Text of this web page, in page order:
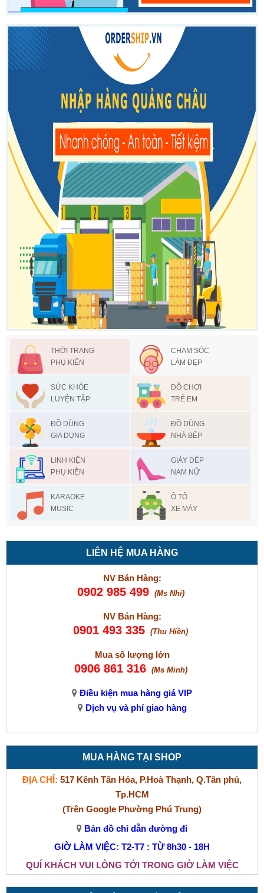
THỜI TRANG
PHỤ KIỆN
CHAM SÓC
LÀM ĐẸP
SỨC KHỎE
LUYỆN TẬP
ĐỒ CHƠI
TRẺ EM
ĐỒ DÙNG
GIA DỤNG
ĐỒ DÙNG
NHÀ BẾP
LINH KIỆN
PHỤ KIỆN
GIÀY DÉP
NAM NỮ
KARAOKE
MUSIC
Ô TÔ
XE MÁY
LIÊN HỆ MUA HÀNG
NV Bán Hàng:
0902 985 499 (Ms Nhi)
NV Bán Hàng:
0901 493 335 (Thu Hiền)
Mua số lượng lớn
0906 861 316 (Ms Minh)
Điều kiện mua hàng giá VIP
Dịch vụ và phí giao hàng
MUA HÀNG TẠI SHOP
ĐỊA CHỈ: 517 Kênh Tân Hóa, P.Hoà Thạnh, Q.Tân phú,
Tp.HCM
(Trên Google Phường Phú Trung)
Bản đồ chỉ dẫn đường đi
GIỜ LÀM VIỆC: T2-T7 : TỪ 8h30 - 18H
QUÍ KHÁCH VUI LÒNG TỚI TRONG GIỜ LÀM VIỆC